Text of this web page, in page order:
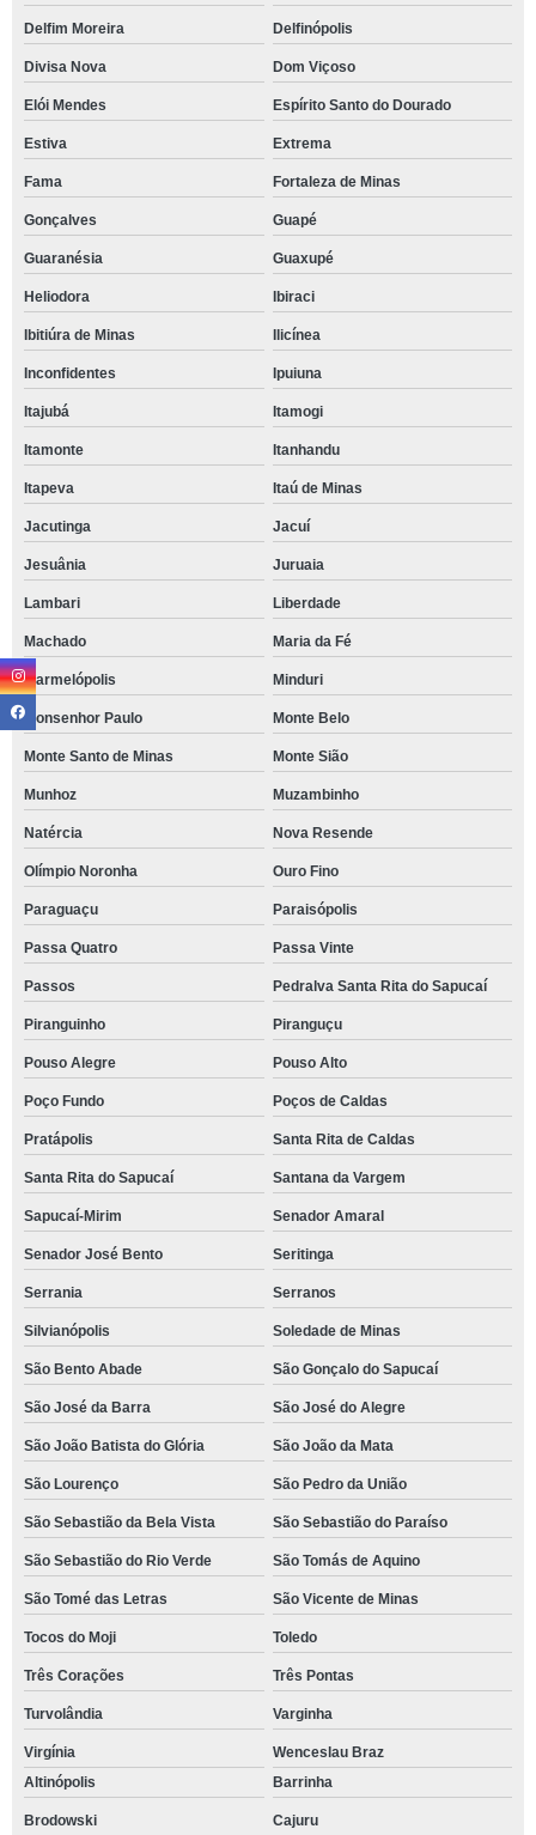
Delfim Moreira Delfinópolis
Divisa Nova Dom Viçoso
Elói Mendes Espírito Santo do Dourado
Estiva Extrema
Fama Fortaleza de Minas
Gonçalves Guapé
Guaranésia Guaxupé
Heliodora Ibiraci
Ibitiúra de Minas Ilicínea
Inconfidentes Ipuiuna
Itajubá Itamogi
Itamonte Itanhandu
Itapeva Itaú de Minas
Jacutinga Jacuí
Jesuânia Juruaia
Lambari Liberdade
Machado Maria da Fé
Marmelópolis Minduri
Monsenhor Paulo Monte Belo
Monte Santo de Minas Monte Sião
Munhoz Muzambinho
Natércia Nova Resende
Olímpio Noronha Ouro Fino
Paraguaçu Paraisópolis
Passa Quatro Passa Vinte
Passos Pedralva Santa Rita do Sapucaí
Piranguinho Piranguçu
Pouso Alegre Pouso Alto
Poço Fundo Poços de Caldas
Pratápolis Santa Rita de Caldas
Santa Rita do Sapucaí Santana da Vargem
Sapucaí-Mirim Senador Amaral
Senador José Bento Seritinga
Serrania Serranos
Silvianópolis Soledade de Minas
São Bento Abade São Gonçalo do Sapucaí
São José da Barra São José do Alegre
São João Batista do Glória São João da Mata
São Lourenço São Pedro da União
São Sebastião da Bela Vista São Sebastião do Paraíso
São Sebastião do Rio Verde São Tomás de Aquino
São Tomé das Letras São Vicente de Minas
Tocos do Moji Toledo
Três Corações Três Pontas
Turvolândia Varginha
Virgínia
Wenceslau Braz
Altinópolis
Barrinha
Brodowski Cajuru